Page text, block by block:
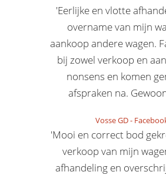
'Eerlijke en vlotte
overname van mijn
aankoop andere wagen.
bij zowel verkoop en
nonsens en komen
afspraken na.
Vosse GD-
'Mooi en correct bod
verkoop van mijn
afhandeling en